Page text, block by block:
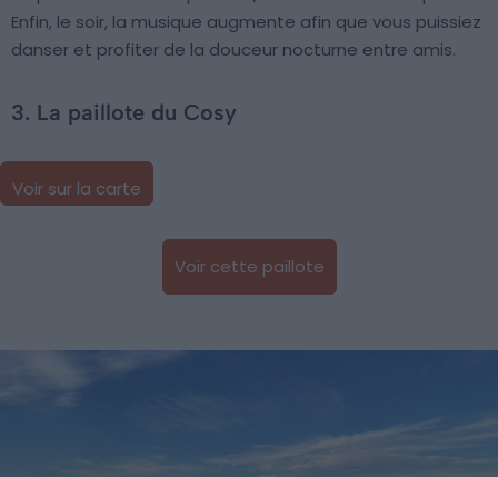
Enfin, le soir, la musique augmente afin que vous puissiez
danser et profiter de la douceur nocturne entre amis.
3. La paillote du Cosy
Voir sur la carte
Voir cette paillote